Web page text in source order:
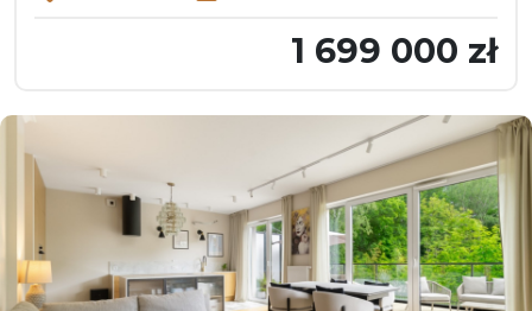
1 699 000 zł